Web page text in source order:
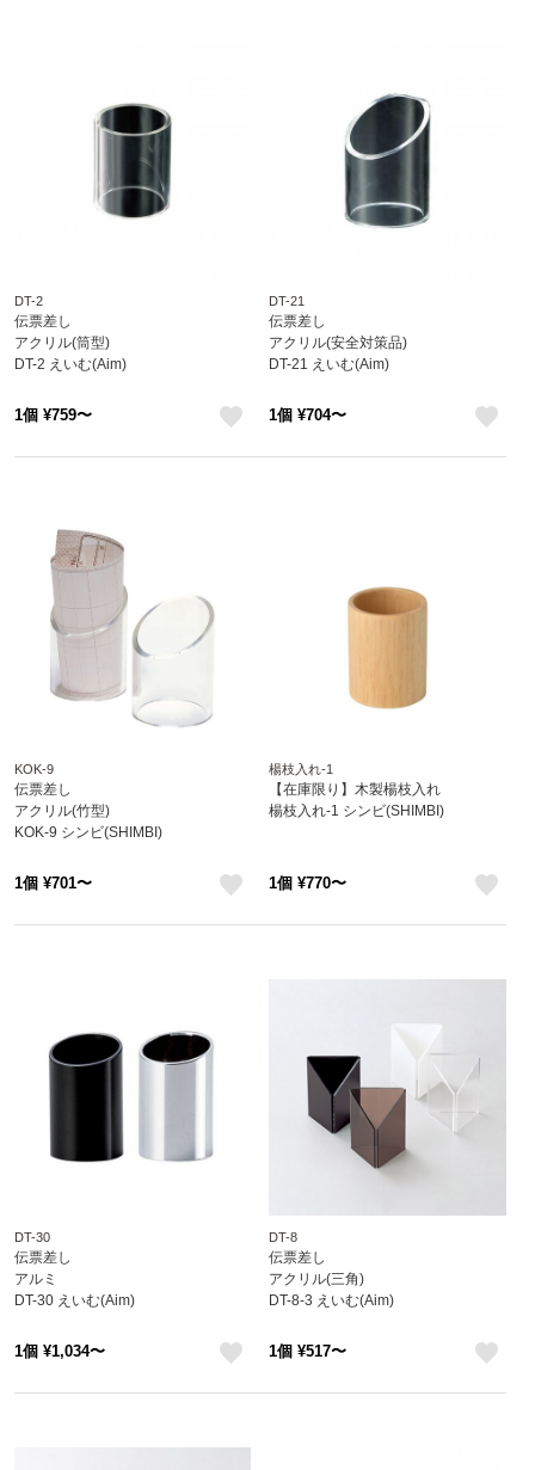
DT-2
伝票差し
アクリル(筒型)
DT-2 えいむ(Aim)
1個 ¥759〜
DT-21
伝票差し
アクリル(安全対策品)
DT-21 えいむ(Aim)
1個 ¥704〜
KOK-9
伝票差し
アクリル(竹型)
KOK-9 シンビ(SHIMBI)
1個 ¥701〜
楊枝入れ-1
【在庫限り】木製楊枝入れ
楊枝入れ-1 シンビ(SHIMBI)
1個 ¥770〜
DT-30
伝票差し
アルミ
DT-30 えいむ(Aim)
1個 ¥1,034〜
DT-8
伝票差し
アクリル(三角)
DT-8-3 えいむ(Aim)
1個 ¥517〜